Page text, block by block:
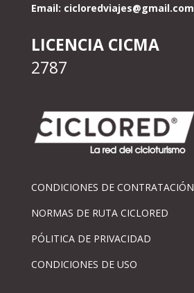
Email: cicloredviajes@gmail.com
LICENCIA CICMA
2787
CONDICIONES DE CONTRATACIÓN
NORMAS DE RUTA CICLORED
PÓLITICA DE PRIVACIDAD
CONDICIONES DE USO